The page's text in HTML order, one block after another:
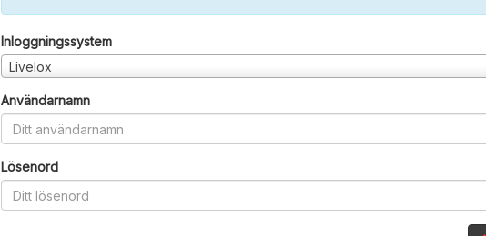
Inloggningssystem
Livelox
Användarnamn
Lösenord